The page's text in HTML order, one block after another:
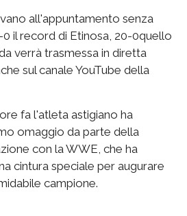
all'appuntamento senza
il record di Etinosa, 20-0quello
verrà trasmessa in diretta
sul canale YouTube della
fa l'atleta astigiano ha
omaggio da parte della
con la WWE, che ha
cintura speciale per augurare
campione.